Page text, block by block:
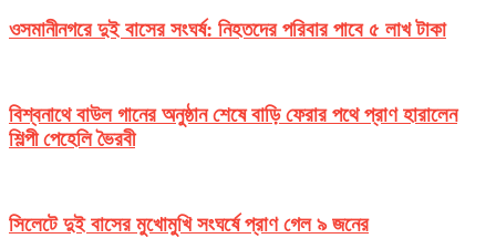
ওসমানীনগরে দুই বাসের সংঘর্ষ: নিহতদের পরিবার পাবে ৫ লাখ টাকা
বিশ্বনাথে বাউল গানের অনুষ্ঠান শেষে বাড়ি ফেরার পথে প্রাণ হারালেন
শিল্পী পেহেলি ভৈরবী
সিলেটে দুই বাসের মুখোমুখি সংঘর্ষে প্রাণ গেল ৯ জনের